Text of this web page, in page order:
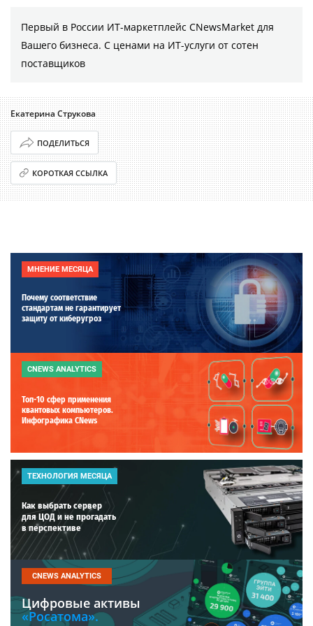
Первый в России ИТ-маркетплейс CNewsMarket для
Вашего бизнеса. С ценами на ИТ-услуги от сотен
поставщиков
Екатерина Струкова
ПОДЕЛИТЬСЯ
КОРОТКАЯ ССЫЛКА
МНЕНИЕ МЕСЯЦА
Почему соответствие
стандартам не гарантирует
защиту от киберугроз
CNEWS ANALYTICS
Топ-10 сфер применения
квантовых компьютеров.
Инфографика CNews
ТЕХНОЛОГИЯ МЕСЯЦА
Как выбрать сервер
для ЦОД и не прогадать
в перспективе
CNEWS ANALYTICS
Цифровые активы
«Росатома».